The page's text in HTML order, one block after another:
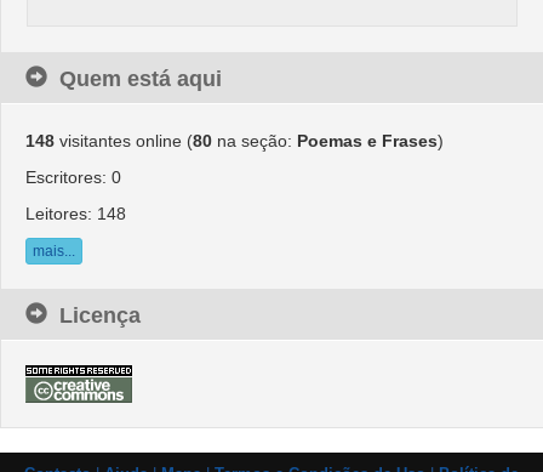
Quem está aqui
148 visitantes online (80 na seção: Poemas e Frases)
Escritores: 0
Leitores: 148
mais...
Licença